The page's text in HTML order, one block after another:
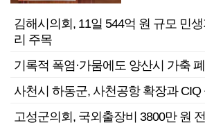
김해시의회, 11일 544억 원 규모 민
리 주목
기록적 폭염·가뭄에도 양산시 가축 폐
사천시 하동군, 사천공항 확장과 CIQ
고성군의회, 국외출장비 3800만 원